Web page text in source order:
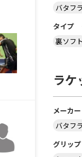
バタフ
タイプ
裏ソフト
ラケ
メーカー
バタフ
グリップ